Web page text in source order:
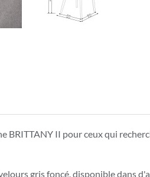
BRITTANY II pour ceux qui
gris foncé, disponible dans